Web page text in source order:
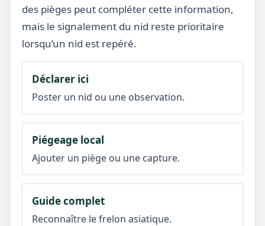
des pièges peut compléter cette information,
mais le signalement du nid reste prioritaire
lorsqu’un nid est repéré.
Déclarer ici
Poster un nid ou une observation.
Piégeage local
Ajouter un piège ou une capture.
Guide complet
Reconnaître le frelon asiatique.